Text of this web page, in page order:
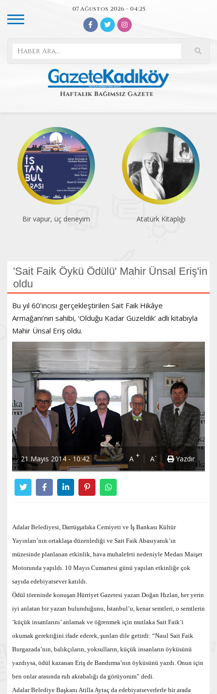
07 Ağustos 2026 - 04:25
Bir vapur, üç deneyim Atatürk Kitaplığı
'Sait Faik Öykü Ödülü' Mahir Ünsal Eriş'in
oldu
Bu yıl 60’ıncısı gerçekleştirilen Sait Faik Hikâye
Armağanı’nın sahibi, ‘Olduğu Kadar Güzeldik’ adlı kitabıyla
Mahir Ünsal Eriş oldu.
21 Mayıs 2014 - 10:42 A + A- Yazdır
Adalar Belediyesi, Darrüşşafaka Cemiyeti ve İş Bankası Kültür
Yayınları’nın ortaklaşa düzenlediği ve Sait Faik Abasıyanık’ın
müzesinde planlanan etkinlik, hava muhalefeti nedeniyle Medarı Maişet
Motorunda yapıldı. 10 Mayıs Cumartesi günü yapılan etkinliğe çok
sayıda edebiyatsever katıldı.
Ödül töreninde konuşan Hürriyet Gazetesi yazarı Doğan Hızlan, her yerin
iyi anlatan bir yazarı bulunduğunu, İstanbul’u, kenar semtleri, o semtlerin
‘küçük insanlarını’ anlamak ve öğrenmek için mutlaka Sait Faik’i
okumak gerektiğini ifade ederek, şunları dile getirdi: “Nasıl Sait Faik
Burgazada’nın, balıkçıların, yoksulların, küçük insanların öyküsünü
yazdıysa, ödül kazanan Eriş de Bandırma’nın öyküsünü yazdı. Onun için
ben onlar arasında ruh akrabalığı da görüyorum” dedi.
Adalar Belediye Başkanı Atilla Aytaç da edebiyatseverlerle bir arada